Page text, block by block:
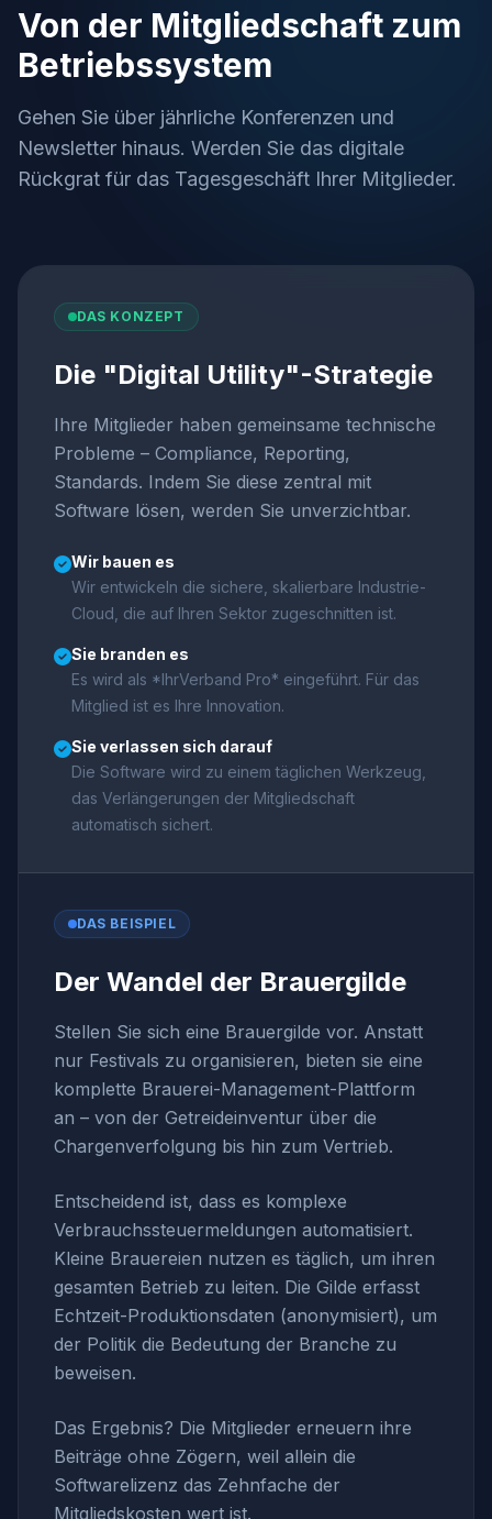
Von der Mitgliedschaft zum
Betriebssystem
Gehen Sie über jährliche Konferenzen und
Newsletter hinaus. Werden Sie das digitale
Rückgrat für das Tagesgeschäft Ihrer Mitglieder.
DAS KONZEPT
Die "Digital Utility"-Strategie
Ihre Mitglieder haben gemeinsame technische
Probleme – Compliance, Reporting,
Standards. Indem Sie diese zentral mit
Software lösen, werden Sie unverzichtbar.
Wir bauen es
Wir entwickeln die sichere, skalierbare Industrie-
Cloud, die auf Ihren Sektor zugeschnitten ist.
Sie branden es
Es wird als *IhrVerband Pro* eingeführt. Für das
Mitglied ist es Ihre Innovation.
Sie verlassen sich darauf
Die Software wird zu einem täglichen Werkzeug,
das Verlängerungen der Mitgliedschaft
automatisch sichert.
DAS BEISPIEL
Der Wandel der Brauergilde
Stellen Sie sich eine Brauergilde vor. Anstatt
nur Festivals zu organisieren, bieten sie eine
komplette Brauerei-Management-Plattform
an – von der Getreideinventur über die
Chargenverfolgung bis hin zum Vertrieb.
Entscheidend ist, dass es komplexe
Verbrauchssteuermeldungen automatisiert.
Kleine Brauereien nutzen es täglich, um ihren
gesamten Betrieb zu leiten. Die Gilde erfasst
Echtzeit-Produktionsdaten (anonymisiert), um
der Politik die Bedeutung der Branche zu
beweisen.
Das Ergebnis? Die Mitglieder erneuern ihre
Beiträge ohne Zögern, weil allein die
Softwarelizenz das Zehnfache der
Mitgliedskosten wert ist.